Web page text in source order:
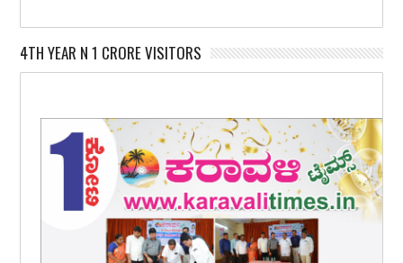
4TH YEAR N 1 CRORE VISITORS